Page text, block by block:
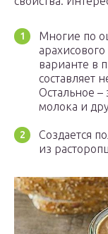
Многие по
варианте в
составляет
Остальное –
молока и
Создается
из